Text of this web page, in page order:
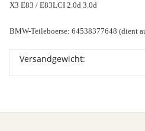
X3 E83 / E83LCI 2.0d 3.0d
BMW-Teileboerse: 64538377648 (dient
Versandgewicht: